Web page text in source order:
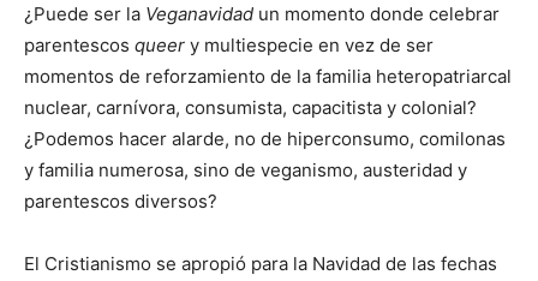
¿Puede ser la Veganavidad un momento donde celebrar
parentescos queer y multiespecie en vez de ser
momentos de reforzamiento de la familia heteropatriarcal
nuclear, carnívora, consumista, capacitista y colonial?
¿Podemos hacer alarde, no de hiperconsumo, comilonas
y familia numerosa, sino de veganismo, austeridad y
parentescos diversos?
El Cristianismo se apropió para la Navidad de las fechas